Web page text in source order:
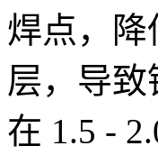
焊点，
层，导
在 1.5 -